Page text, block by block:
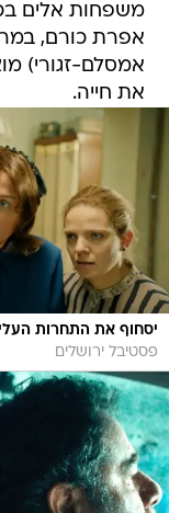
משפחות אלים
אפרת כורם,
אמסלם-זגורי)
את חייה.
יסחוף את התחרות
פסטיבל ירושלים